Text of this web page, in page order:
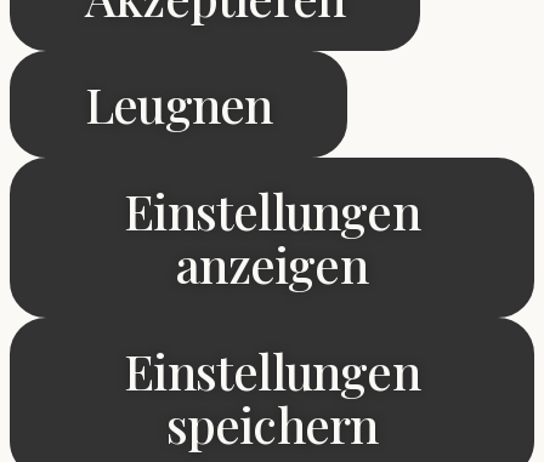
Leugnen
Einstellungen
anzeigen
Einstellungen
speichern